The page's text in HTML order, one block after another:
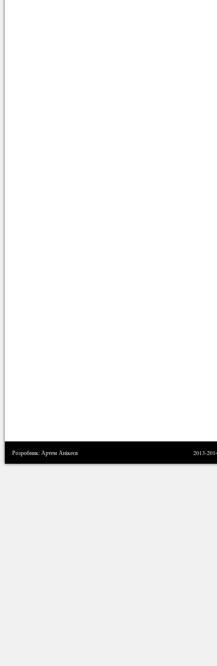
Розробник: Артем Анікеєв 2013-